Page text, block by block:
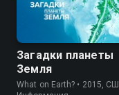
Загадки планеты
Земля
What on Earth? • 2015,